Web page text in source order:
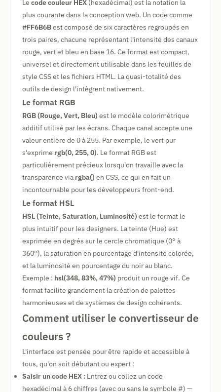
Le code couleur HEX (hexadécimal) est la notation la
plus courante dans la conception web. Un code comme
#FF6B6Best composé de six caractères regroupés en
trois paires, chacune représentant l'intensité des canaux
rouge, vert et bleu en base 16. Ce format est compact,
universel et directement utilisable dans les feuilles de
style CSS et les fichiers HTML. La quasi-totalité des
outils de design l'intègrent nativement.
Le format RGB
RGB (Rouge, Vert, Bleu) est le modèle colorimétrique
additif utilisé par les écrans. Chaque canal accepte une
valeur entière de 0 à 255. Par exemple, le vert pur
s'exprime rgb(0, 255, 0). Le format RGB est
particulièrement précieux lorsqu'on travaille avec la
transparence via rgba() en CSS, ce qui en fait un
incontournable pour les développeurs front-end.
Le format HSL
HSL (Teinte, Saturation, Luminosité) est le format le
plus intuitif pour les designers. La teinte (Hue) est
exprimée en degrés sur le cercle chromatique (0° à
360°), la saturation en pourcentage d'intensité colorée,
et la luminosité en pourcentage du noir au blanc.
Exemple : hsl(348, 83%, 47%) produit un rouge vif. Ce
format facilite grandement la création de palettes
harmonieuses et de systèmes de design cohérents.
Comment utiliser le convertisseur de
couleurs ?
L'interface est pensée pour être rapide et accessible à
tous, qu'on soit débutant ou expert :
Saisir un code HEX : Entrez ou collez un code
hexadécimal à 6 chiffres (avec ou sans le symbole #) —